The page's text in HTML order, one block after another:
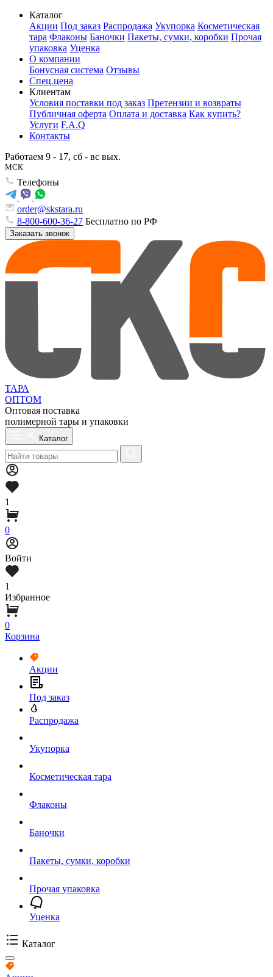
Каталог
Акции Под заказ Распродажа Укупорка Косметическая
тара Флаконы Баночки Пакеты, сумки, коробки Прочая
упаковка Уценка
О компании
Бонусная система Отзывы
Спец.цена
Клиентам
Условия поставки под заказ Претензии и возвраты
Публичная оферта Оплата и доставка Как купить?
Услуги F.A.Q
Контакты
Работаем 9 - 17, сб - вс вых.
МСК
Телефоны
order@skstara.ru
8-800-600-36-27 Бесплатно по РФ
Заказать звонок
ТАРА
ОПТОМ
Оптовая поставка
полимерной тары и упаковки
Каталог
1
0
Войти
1
Избранное
0
Корзина
Акции
Под заказ
Распродажа
Укупорка
Косметическая тара
Флаконы
Баночки
Пакеты, сумки, коробки
Прочая упаковка
Уценка
Каталог